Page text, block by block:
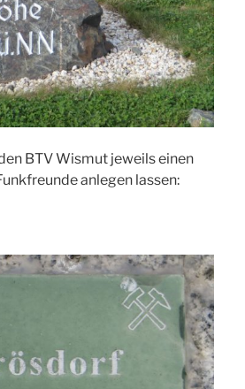
BTV Wismut jeweils einen
anlegen lassen: